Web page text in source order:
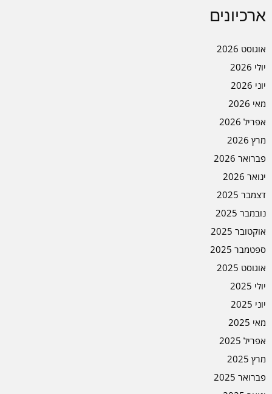
ארכיונים
אוגוסט 2026
יולי 2026
יוני 2026
מאי 2026
אפריל 2026
מרץ 2026
פברואר 2026
ינואר 2026
דצמבר 2025
נובמבר 2025
אוקטובר 2025
ספטמבר 2025
אוגוסט 2025
יולי 2025
יוני 2025
מאי 2025
אפריל 2025
מרץ 2025
פברואר 2025